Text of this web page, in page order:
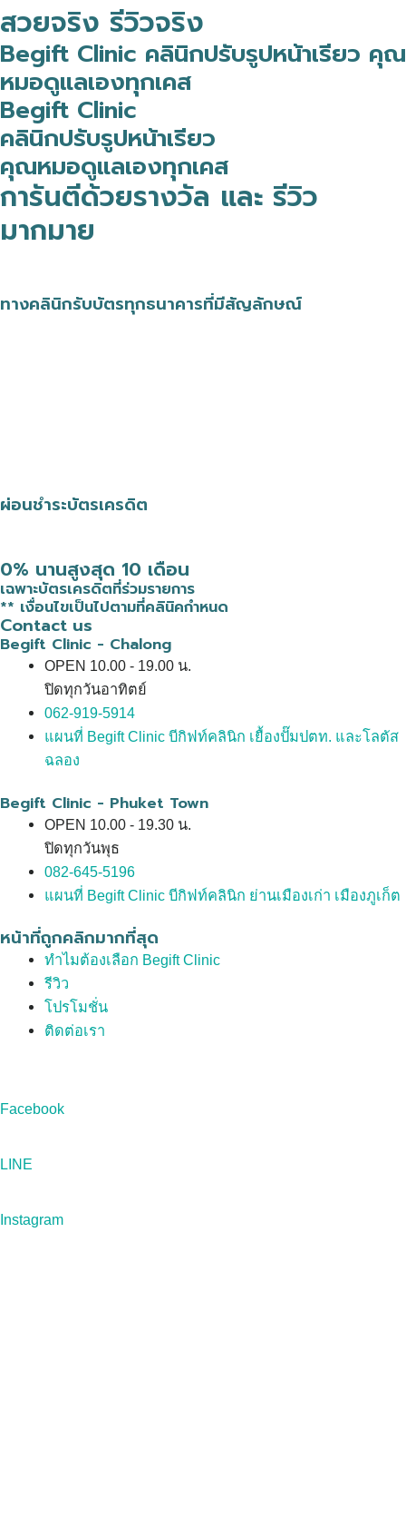
สวยจริง รีวิวจริง
Begift Clinic คลินิกปรับรูปหน้าเรียว คุณ
หมอดูแลเองทุกเคส
Begift Clinic
คลินิกปรับรูปหน้าเรียว
คุณหมอดูแลเองทุกเคส
การันตีด้วยรางวัล และ รีวิว
มากมาย
ทางคลินิกรับบัตรทุกธนาคารที่มีสัญลักษณ์
ผ่อนชำระบัตรเครดิต
0% นานสูงสุด 10 เดือน
เฉพาะบัตรเครดิตที่ร่วมรายการ
** เงื่อนไขเป็นไปตามที่คลินิคกำหนด
Contact us
Begift Clinic - Chalong
OPEN 10.00 - 19.00 น.
ปิดทุกวันอาทิตย์
062-919-5914
แผนที่ Begift Clinic บีกิฟท์คลินิก เยื้องปั๊มปตท. และโลตัส
ฉลอง
Begift Clinic - Phuket Town
OPEN 10.00 - 19.30 น.
ปิดทุกวันพุธ
082-645-5196
แผนที่ Begift Clinic บีกิฟท์คลินิก ย่านเมืองเก่า เมืองภูเก็ต
หน้าที่ถูกคลิกมากที่สุด
ทำไมต้องเลือก Begift Clinic
รีวิว
โปรโมชั่น
ติดต่อเรา
Facebook
LINE
Instagram